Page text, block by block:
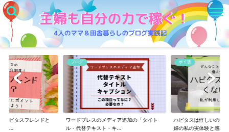
ハピタスフレンドと
イ...
ブログ
ワードプレスのメディア追加の「タイト
ル・代替テキスト・キ...
ポイ活
ハピタスは怪しいの？
婦の私の実体験と感...